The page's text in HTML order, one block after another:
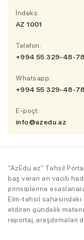
İndeks:
AZ 1001
Telefon:
+994 55 329-48-78
Whatsapp:
+994 55 329-48-78
E-poçt:
info@azedu.az
“AzEdu.az” Təhsil
baş verən ən vacib
prinsiplərinə
Elm-təhsil sahəsindəki
etdirən gündəlik
reportaj, araşdırmaları